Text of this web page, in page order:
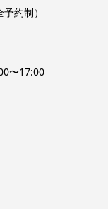
約制）
〜17:00